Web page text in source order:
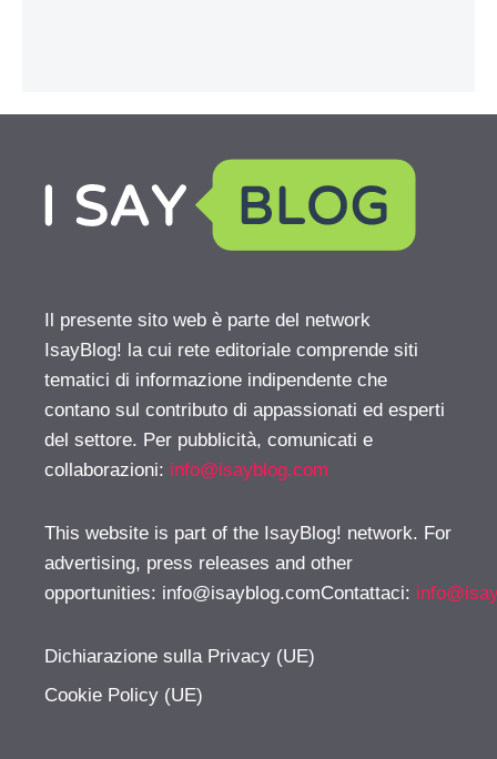
Il presente sito web è parte del network
IsayBlog! la cui rete editoriale comprende siti
tematici di informazione indipendente che
contano sul contributo di appassionati ed esperti
del settore. Per pubblicità, comunicati e
collaborazioni: info@isayblog.com
This website is part of the IsayBlog! network. For
advertising, press releases and other
opportunities: info@isayblog.comContattaci:
Dichiarazione sulla Privacy (UE)
Cookie Policy (UE)